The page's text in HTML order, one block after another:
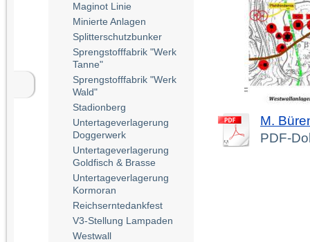
Maginot Linie
Minierte Anlagen
Splitterschutzbunker
Sprengstofffabrik "Werk
Tanne"
Sprengstofffabrik "Werk
Wald"
Stadionberg
Untertageverlagerung
Doggerwerk
Untertageverlagerung
Goldfisch & Brasse
Untertageverlagerung
Kormoran
Reichserntedankfest
V3-Stellung Lampaden
Westwall
M.
PDF-